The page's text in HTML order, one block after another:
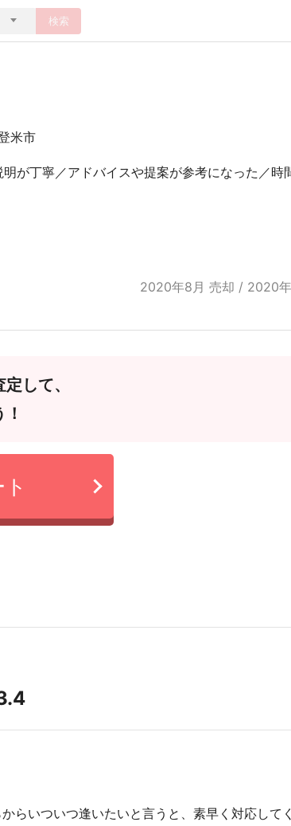
検索
米市
が丁寧／アドバイスや提案が参考になった／時
2020年8月 売却 / 2020
して、
らいついつ逢いたいと言うと、素早く対応して